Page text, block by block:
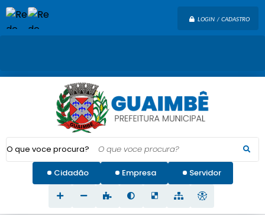
LOGIN / CADASTRO
O que voce procura?
Cidadão Empresa Servidor